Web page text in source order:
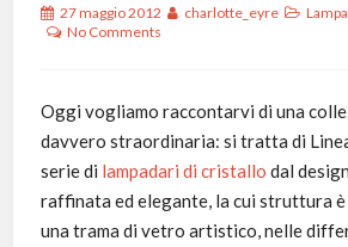
27 maggio 2012 charlotte_eyre
No Comments
Oggi vogliamo raccontarvi di una
davvero straordinaria: si tratta di
serie di lampadari di cristallo dal
raffinata ed elegante, la cui struttura
una trama di vetro artistico, nelle